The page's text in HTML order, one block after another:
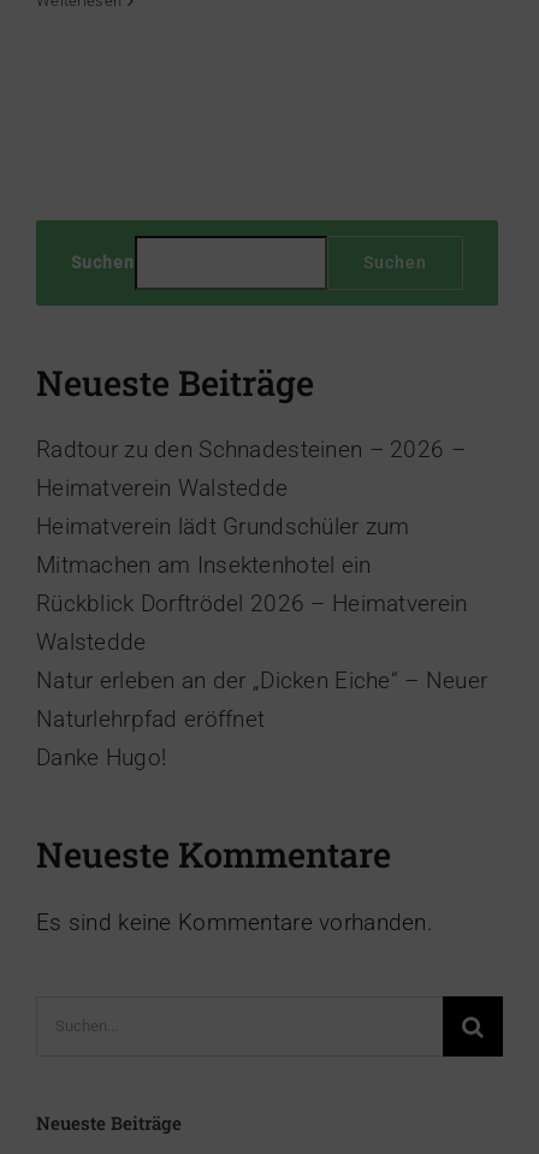
Suchen Suchen
Neueste Beiträge
Radtour zu den Schnadesteinen – 2026 –
Heimatverein Walstedde
Heimatverein lädt Grundschüler zum
Mitmachen am Insektenhotel ein
Rückblick Dorftrödel 2026 – Heimatverein
Walstedde
Natur erleben an der „Dicken Eiche“ – Neuer
Naturlehrpfad eröffnet
Danke Hugo!
Neueste Kommentare
Es sind keine Kommentare vorhanden.
Suche
Neueste Beiträge